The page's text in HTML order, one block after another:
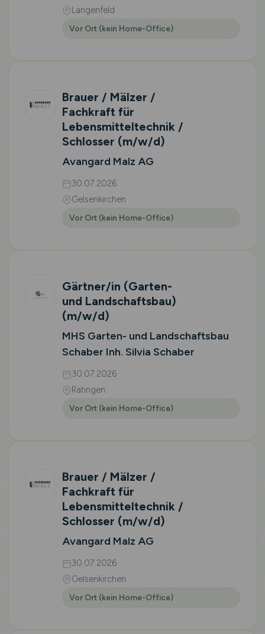
Langenfeld
Vor Ort (kein Home-Office)
Brauer / Mälzer /
Fachkraft für
Lebensmitteltechnik /
Schlosser (m/w/d)
Avangard Malz AG
30.07.2026
Gelsenkirchen
Vor Ort (kein Home-Office)
Gärtner/in (Garten-
und Landschaftsbau)
(m/w/d)
MHS Garten- und Landschaftsbau
Schaber Inh. Silvia Schaber
30.07.2026
Ratingen
Vor Ort (kein Home-Office)
Brauer / Mälzer /
Fachkraft für
Lebensmitteltechnik /
Schlosser (m/w/d)
Avangard Malz AG
30.07.2026
Gelsenkirchen
Vor Ort (kein Home-Office)